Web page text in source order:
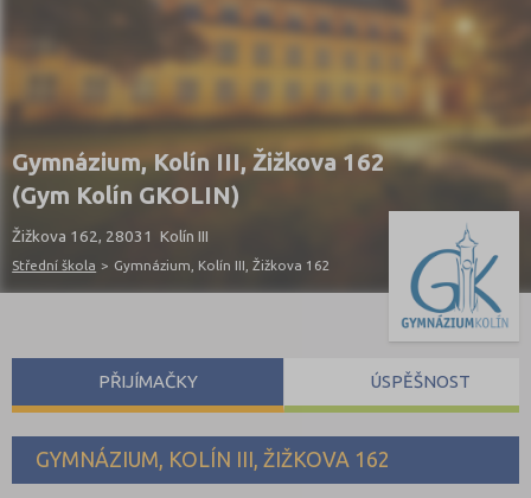
Gymnázium, Kolín III, Žižkova 162
(Gym Kolín GKOLIN)
Žižkova 162, 28031 Kolín III
Střední škola > Gymnázium, Kolín III, Žižkova 162
GYMNÁZIUM, KOLÍN III, ŽIŽKOVA 162
PŘIJÍMAČKY ÚSPĚŠNOST